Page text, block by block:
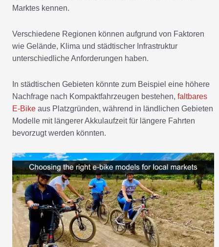
Marktes kennen.
Verschiedene Regionen können aufgrund von Faktoren
wie Gelände, Klima und städtischer Infrastruktur
unterschiedliche Anforderungen haben.
In städtischen Gebieten könnte zum Beispiel eine höhere
Nachfrage nach Kompaktfahrzeugen bestehen, faltbares
E-Bike aus Platzgründen, während in ländlichen Gebieten
Modelle mit längerer Akkulaufzeit für längere Fahrten
bevorzugt werden könnten.